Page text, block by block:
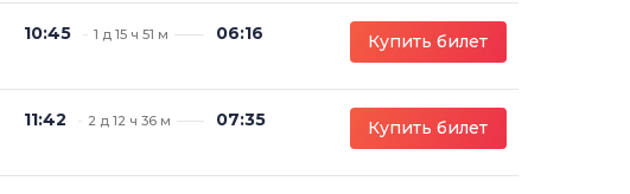
10:45 1 д 15 ч 51 м 06:16 Купить билет
11:42 2 д 12 ч 36 м 07:35 Купить билет